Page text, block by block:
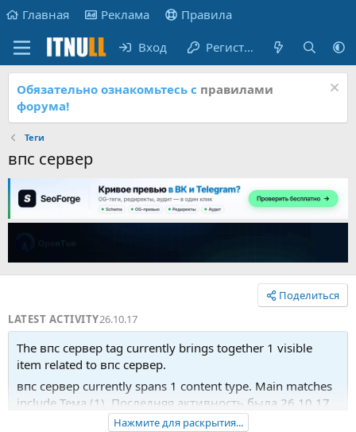
Главная Реклама Правила
Вход Регистрация
Обязательно ознакомьтесь с правилами
форума!
Теги
впс сервер
Поделиться
LATEST ACTIVITY26.10.17
The впс сервер tag currently brings together 1 visible
item related to впс сервер.
впс сервер currently spans 1 content type. Main matches
include Тема (1). Последняя активность была 26.10.17
Нажмите для раскрытия...